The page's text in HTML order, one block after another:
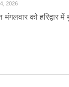
2026
मंगलवार को हरिद्वार में